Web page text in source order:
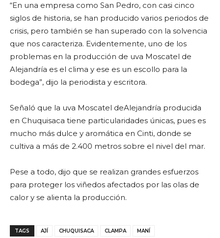
“En una empresa como San Pedro, con casi cinco
siglos de historia, se han producido varios periodos de
crisis, pero también se han superado con la solvencia
que nos caracteriza. Evidentemente, uno de los
problemas en la producción de uva Moscatel de
Alejandría es el clima y ese es un escollo para la
bodega”, dijo la periodista y escritora.
Señaló que la uva Moscatel deAlejandría producida
en Chuquisaca tiene particularidades únicas, pues es
mucho más dulce y aromática en Cinti, donde se
cultiva a más de 2.400 metros sobre el nivel del mar.
Pese a todo, dijo que se realizan grandes esfuerzos
para proteger los viñedos afectados por las olas de
calor y se alienta la producción.
TAGS AJÍ CHUQUISACA CLAMPA MANÍ